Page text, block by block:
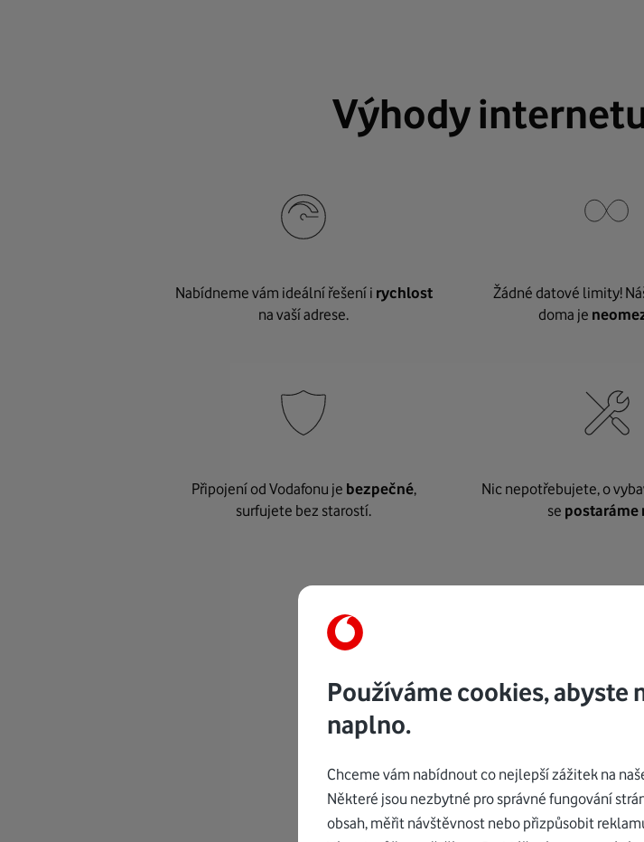
Výhody
Nabídneme vám ideální řešení i rychlost
na vaší adrese.
Žádné datové limity!
doma je
Připojení od Vodafonu je bezpečné,
surfujete bez starostí.
Nic nepotřebujete, o
se postaráme
Používáme cookies, abyste
naplno.
Chceme vám nabídnout co nejlepší zážitek na
Některé jsou nezbytné pro správné fungování
obsah, měřit návštěvnost nebo přizpůsobit